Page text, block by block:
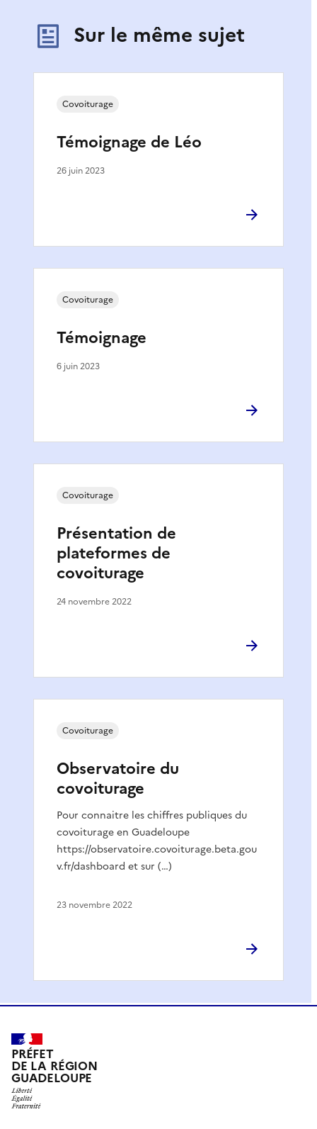
Sur le même sujet
Témoignage de Léo
Covoiturage
26 juin 2023
Témoignage
Covoiturage
6 juin 2023
Présentation de
plateformes de
covoiturage
Covoiturage
24 novembre 2022
Observatoire du
covoiturage
Pour connaitre les chiffres publiques du
covoiturage en Guadeloupe
https://observatoire.covoiturage.beta.gou
v.fr/dashboard et sur (…)
Covoiturage
23 novembre 2022
PRÉFET
DE LA RÉGION
GUADELOUPE